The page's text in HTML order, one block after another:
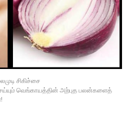
சிகிச்சை
வெங்காயத்தின் அற்புத பலன்களைத்